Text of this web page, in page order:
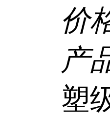
价
产
塑